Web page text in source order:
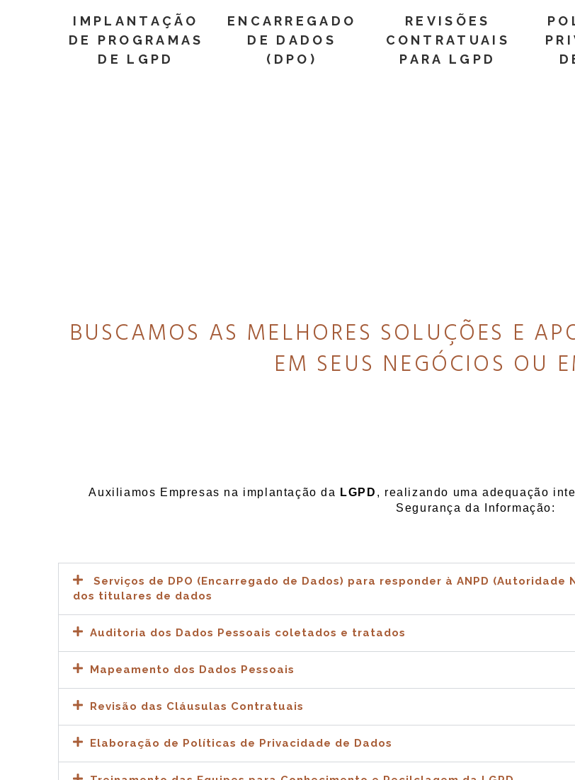
IMPLANTAÇÃO
DE PROGRAMAS
DE LGPD
ENCARREGADO
DE DADOS
(DPO)
REVISÕES
CONTRATUAIS
PARA LGPD
BUSCAMOS AS MELHORES SOLUÇÕES E
EM SEUS NEGÓCIOS OU
Auxiliamos Empresas na implantação da LGPD , realizando uma adequação
Segurança da Informação:
Serviços de DPO (Encarregado de Dados) para responder à ANPD
dos titulares de dados
Auditoria dos Dados Pessoais coletados e tratados
Mapeamento dos Dados Pessoais
Revisão das Cláusulas Contratuais
Elaboração de Políticas de Privacidade de Dados